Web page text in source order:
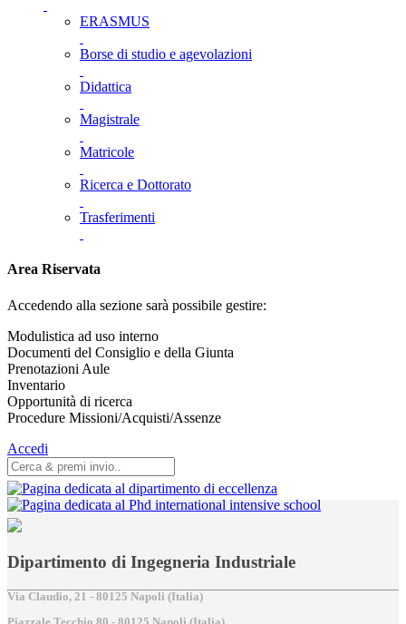
ERASMUS
Borse di studio e agevolazioni
Didattica
Magistrale
Matricole
Ricerca e Dottorato
Trasferimenti
Area Riservata
Accedendo alla sezione sarà possibile gestire:
Modulistica ad uso interno
Documenti del Consiglio e della Giunta
Prenotazioni Aule
Inventario
Opportunità di ricerca
Procedure Missioni/Acquisti/Assenze
Accedi
Dipartimento di Ingegneria Industriale
Via Claudio, 21 - 80125 Napoli (Italia)